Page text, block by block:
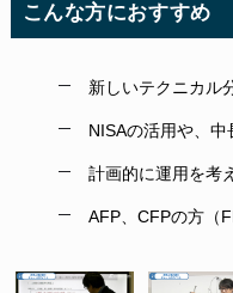
こんな方におすすめ
新しいテクニカル
NISAの活用や、
計画的に運用を考
AFP、CFPの方（